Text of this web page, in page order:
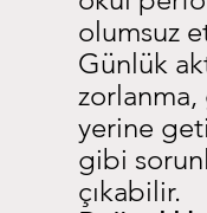
olumsuz
Günlük
yerine
gibi
çıkabilir.